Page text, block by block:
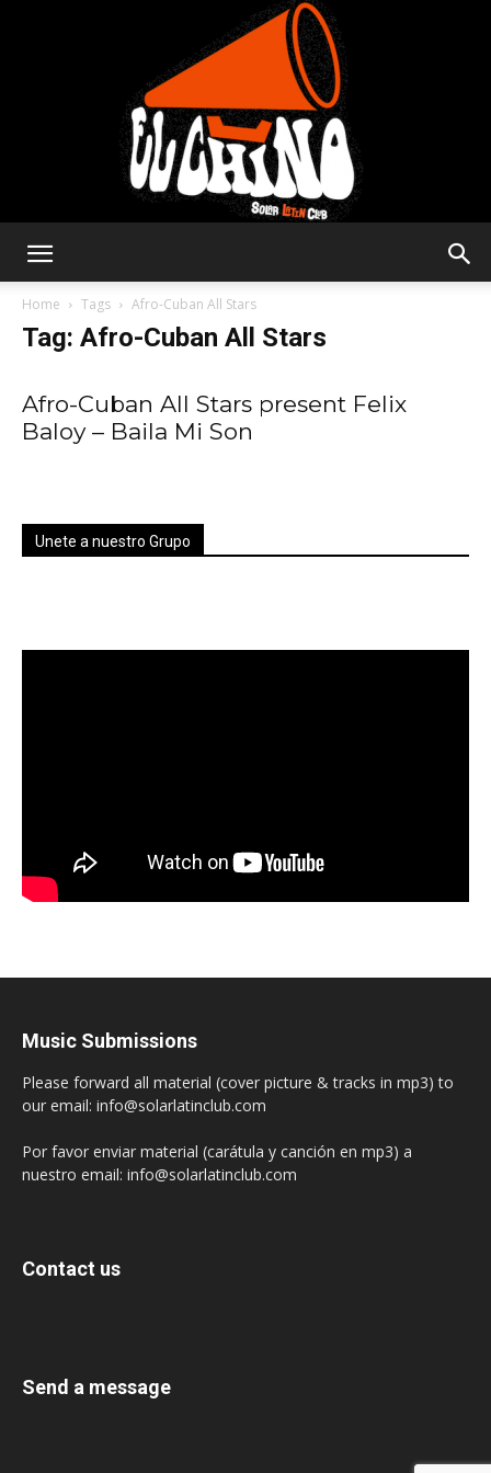
Home Tags Afro-Cuban All Stars
Tag: Afro-Cuban All Stars
Afro-Cuban All Stars present Felix
Baloy – Baila Mi Son
Unete a nuestro Grupo
Music Submissions
Please forward all material (cover picture & tracks in mp3) to
our email: info@solarlatinclub.com
Por favor enviar material (carátula y canción en mp3) a
nuestro email: info@solarlatinclub.com
Contact us
Send a message